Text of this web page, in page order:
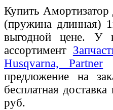
Купить
(пружина длинная)
выгодной цене. У
ассортимент
Husqvarna, Partner
предложение на
бесплатная
руб.